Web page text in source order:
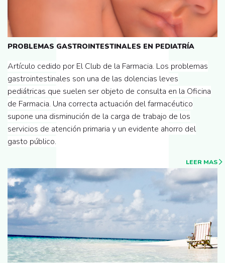
PROBLEMAS GASTROINTESTINALES EN PEDIATRÍA
Artículo cedido por El Club de la Farmacia. Los problemas
gastrointestinales son una de las dolencias leves
pediátricas que suelen ser objeto de consulta en la Oficina
de Farmacia. Una correcta actuación del farmacéutico
supone una disminución de la carga de trabajo de los
servicios de atención primaria y un evidente ahorro del
gasto público.
LEER MAS